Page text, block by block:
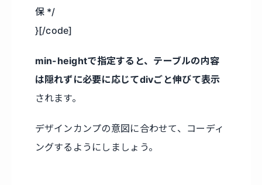
保 */
}[/code]
min-heightで指定すると、テーブルの内容
は隠れずに必要に応じてdivごと伸びて表示
されます。
デザインカンプの意図に合わせて、コーディ
ングするようにしましょう。